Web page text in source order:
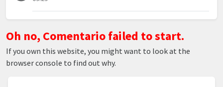
Oh no, Comentario failed to start.
If you own this website, you might want to look at the
browser console to find out why.